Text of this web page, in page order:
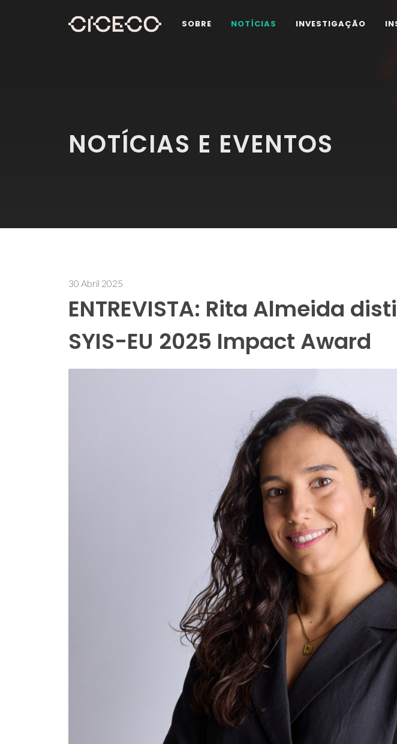
SOBRE NOTÍCIAS INVESTIGAÇÃO
NOTÍCIAS E EVENTOS
30 Abril 2025
ENTREVISTA: Rita Almeida
SYIS-EU 2025 Impact Award
Rita Sobreiro
Investigador Júnior